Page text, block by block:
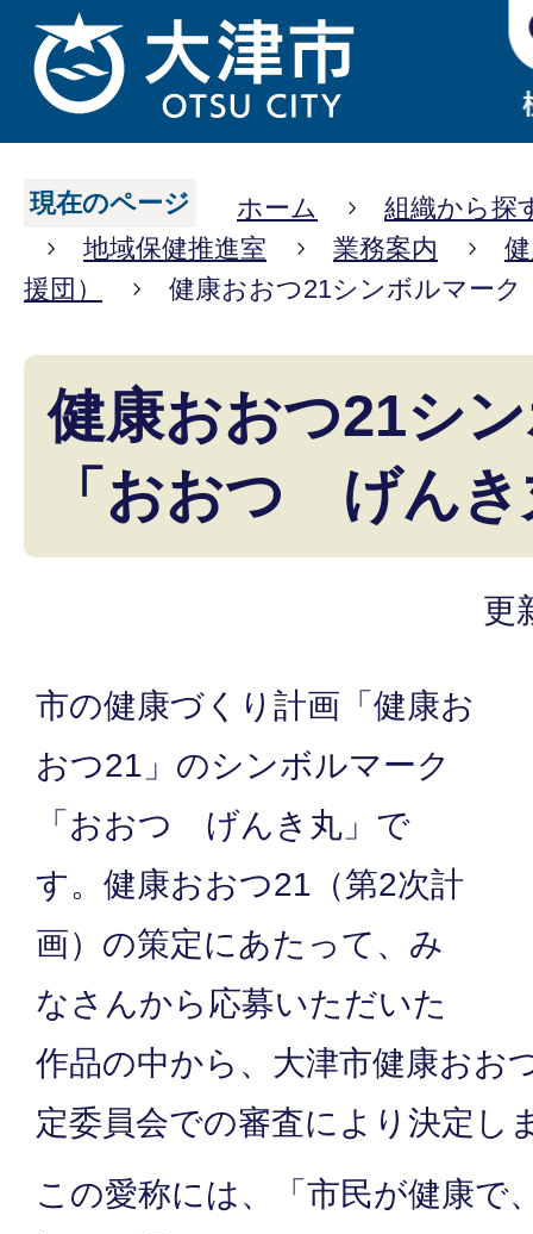
現在のページ ホーム
組織から探
地域保健推進室
業務案内
援団）
健康おおつ21シンボルマー
健康おおつ21シ
「おおつ げんき
更
市の健康づくり計画「健康お
おつ21」のシンボルマーク
「おおつ げんき丸」で
す。健康おおつ21（第2次計
画）の策定にあたって、み
なさんから応募いただいた
作品の中から、大津市健康おお
定委員会での審査により決定し
この愛称には、「市民が健康で